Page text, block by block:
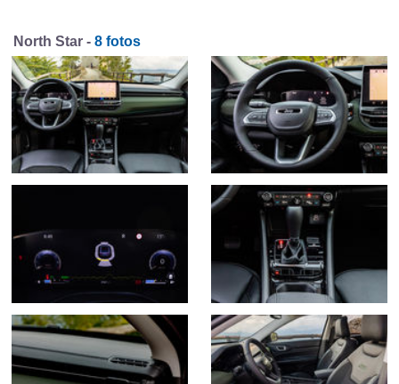
North Star -8 fotos